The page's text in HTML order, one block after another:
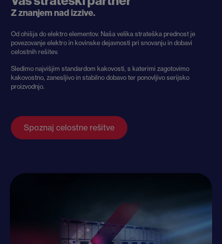
Z znanjem nad izzive.
Od ohišja do elektro elementov. Naša velika strateška prednost je
povezovanje elektro in kovinske dejavnosti pri snovanju in dobavi
celostnih rešitev.
Sledimo najvišjim standardom kakovosti, s katerimi zagotovimo
kakovostno, zanesljivo in stabilno dobavo ter ponovljivo serijsko
proizvodnjo.
Spoznaj celostne rešitve